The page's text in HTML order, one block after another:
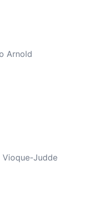
Arnold
Vioque-Judde